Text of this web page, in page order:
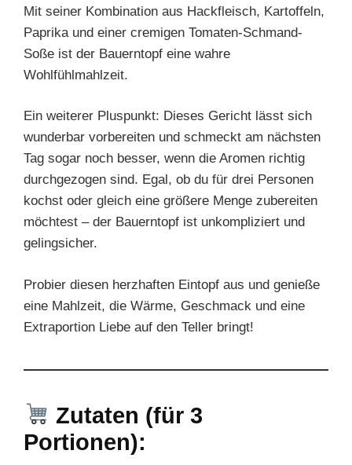
Mit seiner Kombination aus Hackfleisch, Kartoffeln,
Paprika und einer cremigen Tomaten-Schmand-
Soße ist der Bauerntopf eine wahre
Wohlfühlmahlzeit.
Ein weiterer Pluspunkt: Dieses Gericht lässt sich
wunderbar vorbereiten und schmeckt am nächsten
Tag sogar noch besser, wenn die Aromen richtig
durchgezogen sind. Egal, ob du für drei Personen
kochst oder gleich eine größere Menge zubereiten
möchtest – der Bauerntopf ist unkompliziert und
gelingsicher.
Probier diesen herzhaften Eintopf aus und genieße
eine Mahlzeit, die Wärme, Geschmack und eine
Extraportion Liebe auf den Teller bringt!
Zutaten (für 3
Portionen):